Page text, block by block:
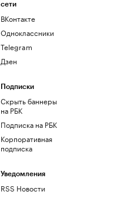
сети
ВКонтакте
Одноклассники
Telegram
Дзен
Подписки
Скрыть баннеры
на РБК
Подписка на РБК
Корпоративная
подписка
Уведомления
RSS Новости